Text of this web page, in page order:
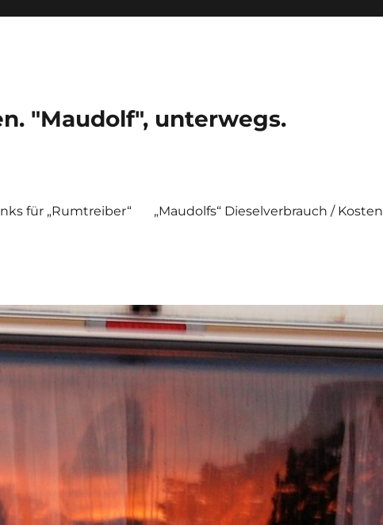
"Maudolf", unterwegs.
für „Rumtreiber“ „Maudolfs“ Dieselverbrauch / Kosten